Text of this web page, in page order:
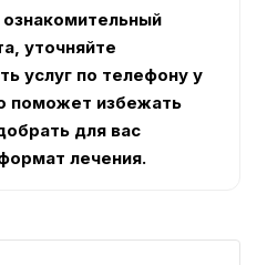
уточняйте
услуг по телефону у
поможет избежать
для вас
лечения.